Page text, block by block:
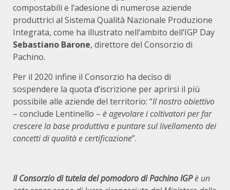
compostabili e l’adesione di numerose aziende
produttrici al Sistema Qualità Nazionale Produzione
Integrata, come ha illustrato nell’ambito dell’IGP Day
Sebastiano Barone, direttore del Consorzio di
Pachino.
Per il 2020 infine il Consorzio ha deciso di
sospendere la quota d’iscrizione per aprirsi il più
possibile alle aziende del territorio: “Il nostro obiettivo
– conclude Lentinello – è agevolare i coltivatori per far
crescere la base produttiva e puntare sul livellamento dei
concetti di qualità e certificazione”.
Il Consorzio di tutela del pomodoro di Pachino IGPè un